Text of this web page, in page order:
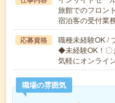
旅館でのフロン
宿泊客の受付業
応募資格
職種未経験OK /
◆未経験OK！〇
気軽にオンライ
職場の雰囲気